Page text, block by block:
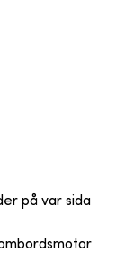
på var sida